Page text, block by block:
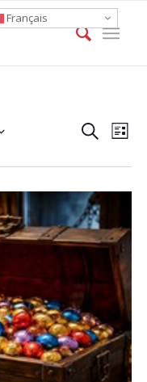
Events
Views
Search
List
Français